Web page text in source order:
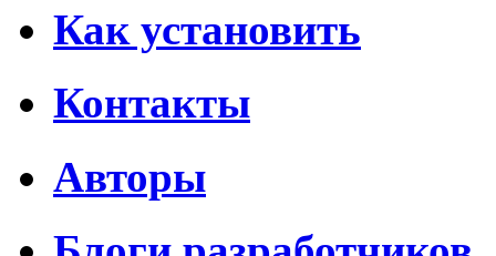
Как установить
Контакты
Авторы